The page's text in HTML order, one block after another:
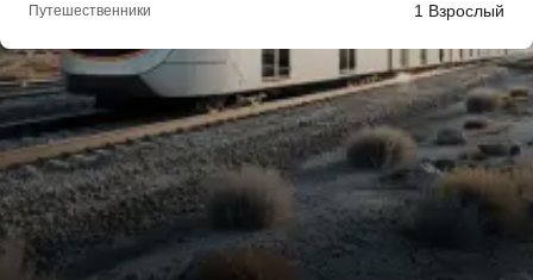
Путешественники 1 Взрослый